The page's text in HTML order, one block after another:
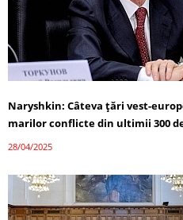
Naryshkin: Câteva țări vest-
marilor conflicte din ultimii 300
28/04/2025